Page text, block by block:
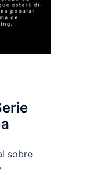
sobre